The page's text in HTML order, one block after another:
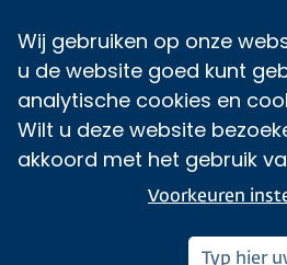
Wij gebruiken op onze
u de website goed kunt
analytische cookies en
Wilt u deze website
akkoord met het gebruik
Voorkeuren